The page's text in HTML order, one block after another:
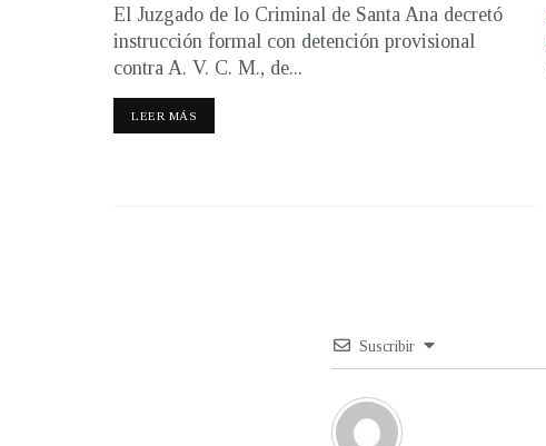
El Juzgado de lo Criminal de Santa Ana decretó
instrucción formal con detención provisional
contra A. V. C. M., de...
LEER MÁS
Suscribir